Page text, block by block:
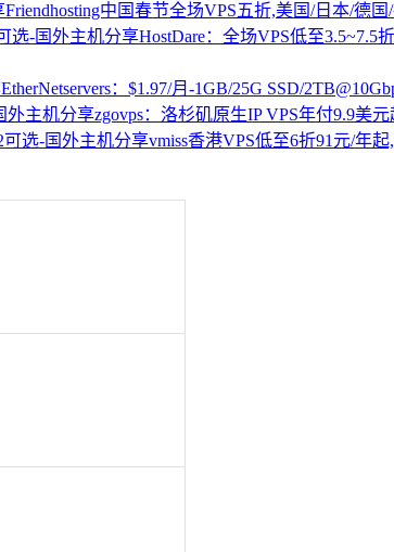
Friendhosting中国春节全场VPS五折,美国/日本/德
HostDare：全场VPS低至3.5~7.5
EtherNetservers：$1.97/月-1GB/25G SSD/
zgovps：洛杉矶原生IP VPS年付9.9美
vmiss香港VPS低至6折91元/年